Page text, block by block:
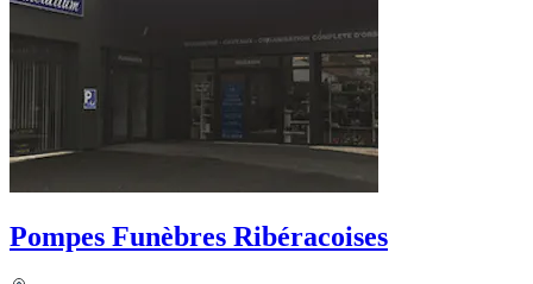
Pompes Funèbres Ribéracoises